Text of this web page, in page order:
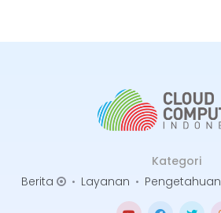
Kategori
Berita
• Layanan • Pengetahuan